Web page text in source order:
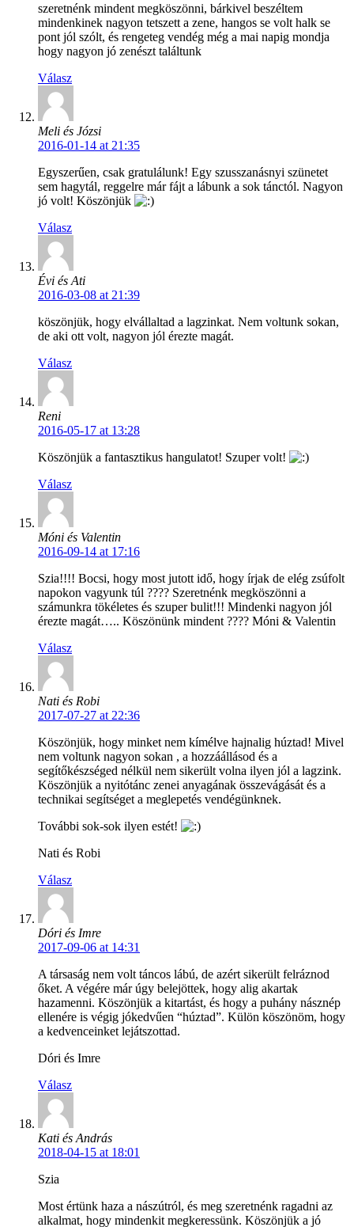
szeretnénk mindent megköszönni, bárkivel beszéltem
mindenkinek nagyon tetszett a zene, hangos se volt halk se
pont jól szólt, és rengeteg vendég még a mai napig mondja
hogy nagyon jó zenészt találtunk
Válasz
Meli és Józsi
2016-01-14 at 21:35
Egyszerűen, csak gratulálunk! Egy szusszanásnyi szünetet
sem hagytál, reggelre már fájt a lábunk a sok tánctól. Nagyon
jó volt! Köszönjük
Válasz
Évi és Ati
2016-03-08 at 21:39
köszönjük, hogy elvállaltad a lagzinkat. Nem voltunk sokan,
de aki ott volt, nagyon jól érezte magát.
Válasz
Reni
2016-05-17 at 13:28
Köszönjük a fantasztikus hangulatot! Szuper volt!
Válasz
Móni és Valentin
2016-09-14 at 17:16
Szia!!!! Bocsi, hogy most jutott idő, hogy írjak de elég zsúfolt
napokon vagyunk túl ???? Szeretnénk megköszönni a
számunkra tökéletes és szuper bulit!!! Mindenki nagyon jól
érezte magát….. Köszönünk mindent ???? Móni & Valentin
Válasz
Nati és Robi
2017-07-27 at 22:36
Köszönjük, hogy minket nem kímélve hajnalig húztad! Mivel
nem voltunk nagyon sokan , a hozzáállásod és a
segítőkészséged nélkül nem sikerült volna ilyen jól a lagzink.
Köszönjük a nyitótánc zenei anyagának összevágását és a
technikai segítséget a meglepetés vendégünknek.
További sok-sok ilyen estét!
Nati és Robi
Válasz
Dóri és Imre
2017-09-06 at 14:31
A társaság nem volt táncos lábú, de azért sikerült felráznod
őket. A végére már úgy belejöttek, hogy alig akartak
hazamenni. Köszönjük a kitartást, és hogy a puhány násznép
ellenére is végig jókedvűen “húztad”. Külön köszönöm, hogy
a kedvenceinket lejátszottad.
Dóri és Imre
Válasz
Kati és András
2018-04-15 at 18:01
Szia
Most értünk haza a nászútról, és meg szeretnénk ragadni az
alkalmat, hogy mindenkit megkeressünk. Köszönjük a jó